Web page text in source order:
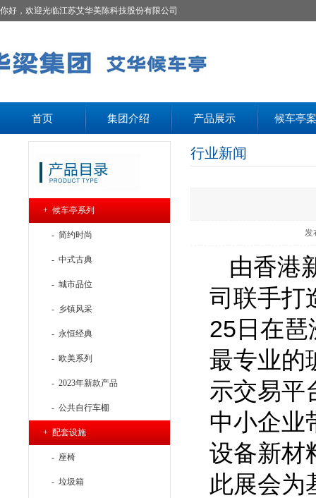
你好，欢迎光临江苏艾华美陈科技股份有限公司
首页 集团介绍 产品展示 候车亭
+ 候车亭系列
- 简约时尚
- 中式古典
- 城市品位
- 乡镇风采
- 永恒经典
- 欧美系列
- 2023年新款产品
- 公共自行车棚
+ 配套设施
- 座椅
- 垃圾箱
行业新闻
发
由香港
司联手打
25日在琶
最专业的
示交易平
中小企业
设备新材
此展会为